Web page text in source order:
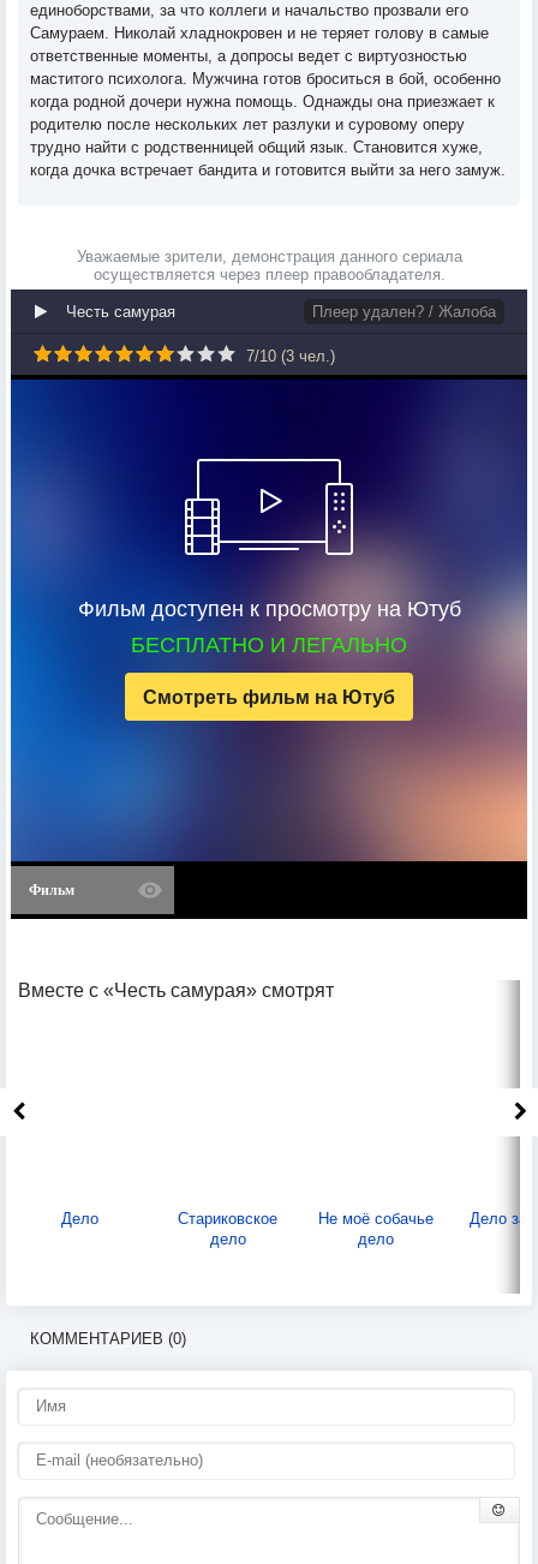
единоборствами, за что коллеги и начальство прозвали его
Самураем. Николай хладнокровен и не теряет голову в самые
ответственные моменты, а допросы ведет с виртуозностью
маститого психолога. Мужчина готов броситься в бой, особенно
когда родной дочери нужна помощь. Однажды она приезжает к
родителю после нескольких лет разлуки и суровому оперу
трудно найти с родственницей общий язык. Становится хуже,
когда дочка встречает бандита и готовится выйти за него замуж.
Уважаемые зрители, демонстрация данного сериала
осуществляется через плеер правообладателя.
Честь самурая Плеер удален? / Жалоба
7/10 (3 чел.)
Фильм доступен к просмотру на Ютуб
БЕСПЛАТНО И ЛЕГАЛЬНО
Смотреть фильм на Ютуб
Фильм
Вместе с «Честь самурая» смотрят
Дело
Стариковское
дело
Не моё собачье
дело
Дело за
КОММЕНТАРИЕВ (0)